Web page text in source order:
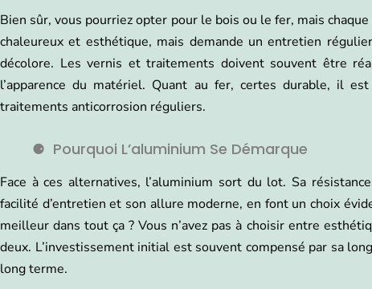
Bien sûr, vous pourriez opter pour le bois ou le fer, mais
chaleureux et esthétique, mais demande un entretien
décolore. Les vernis et traitements doivent souvent être
l’apparence du matériel. Quant au fer, certes durable, il
traitements anticorrosion réguliers.
Pourquoi L’aluminium Se Démarque
Face à ces alternatives, l’aluminium sort du lot. Sa
facilité d’entretien et son allure moderne, en font un choix
meilleur dans tout ça ? Vous n’avez pas à choisir entre
deux. L’investissement initial est souvent compensé par sa
long terme.